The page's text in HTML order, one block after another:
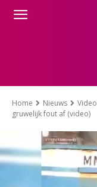
Home Nieuws Video
gruwelijk fout af (video)